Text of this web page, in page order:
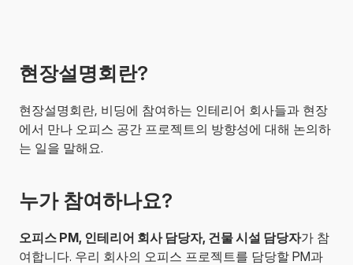
현장설명회란?
현장설명회란, 비딩에 참여하는 인테리어 회사들과 현장
에서 만나 오피스 공간 프로젝트의 방향성에 대해 논의하
는 일을 말해요.
누가 참여하나요?
오피스 PM, 인테리어 회사 담당자, 건물 시설 담당자가 참
여합니다. 우리 회사의 오피스 프로젝트를 담당할 PM과